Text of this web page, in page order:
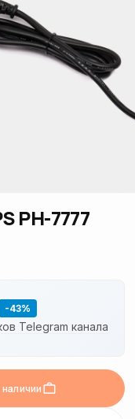
PH-7777
-43%
Telegram канала